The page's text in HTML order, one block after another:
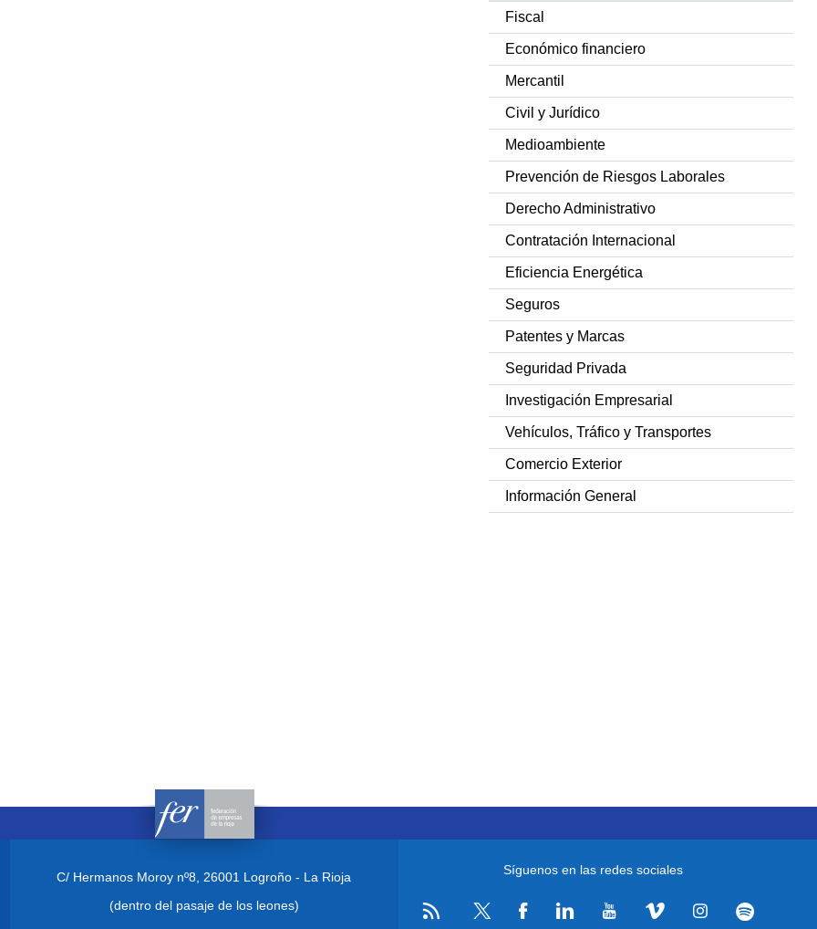
Fiscal
Económico financiero
Mercantil
Civil y Jurídico
Medioambiente
Prevención de Riesgos Laborales
Derecho Administrativo
Contratación Internacional
Eficiencia Energética
Seguros
Patentes y Marcas
Seguridad Privada
Investigación Empresarial
Vehículos, Tráfico y Transportes
Comercio Exterior
Información General
C/ Hermanos Moroy nº8,26001 Logroño - La Rioja
(dentro del pasaje de los leones)
Síguenos en las redes sociales